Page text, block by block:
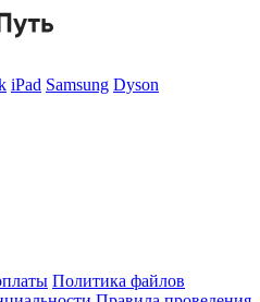
iPad Samsung Dyson
Политика файлов